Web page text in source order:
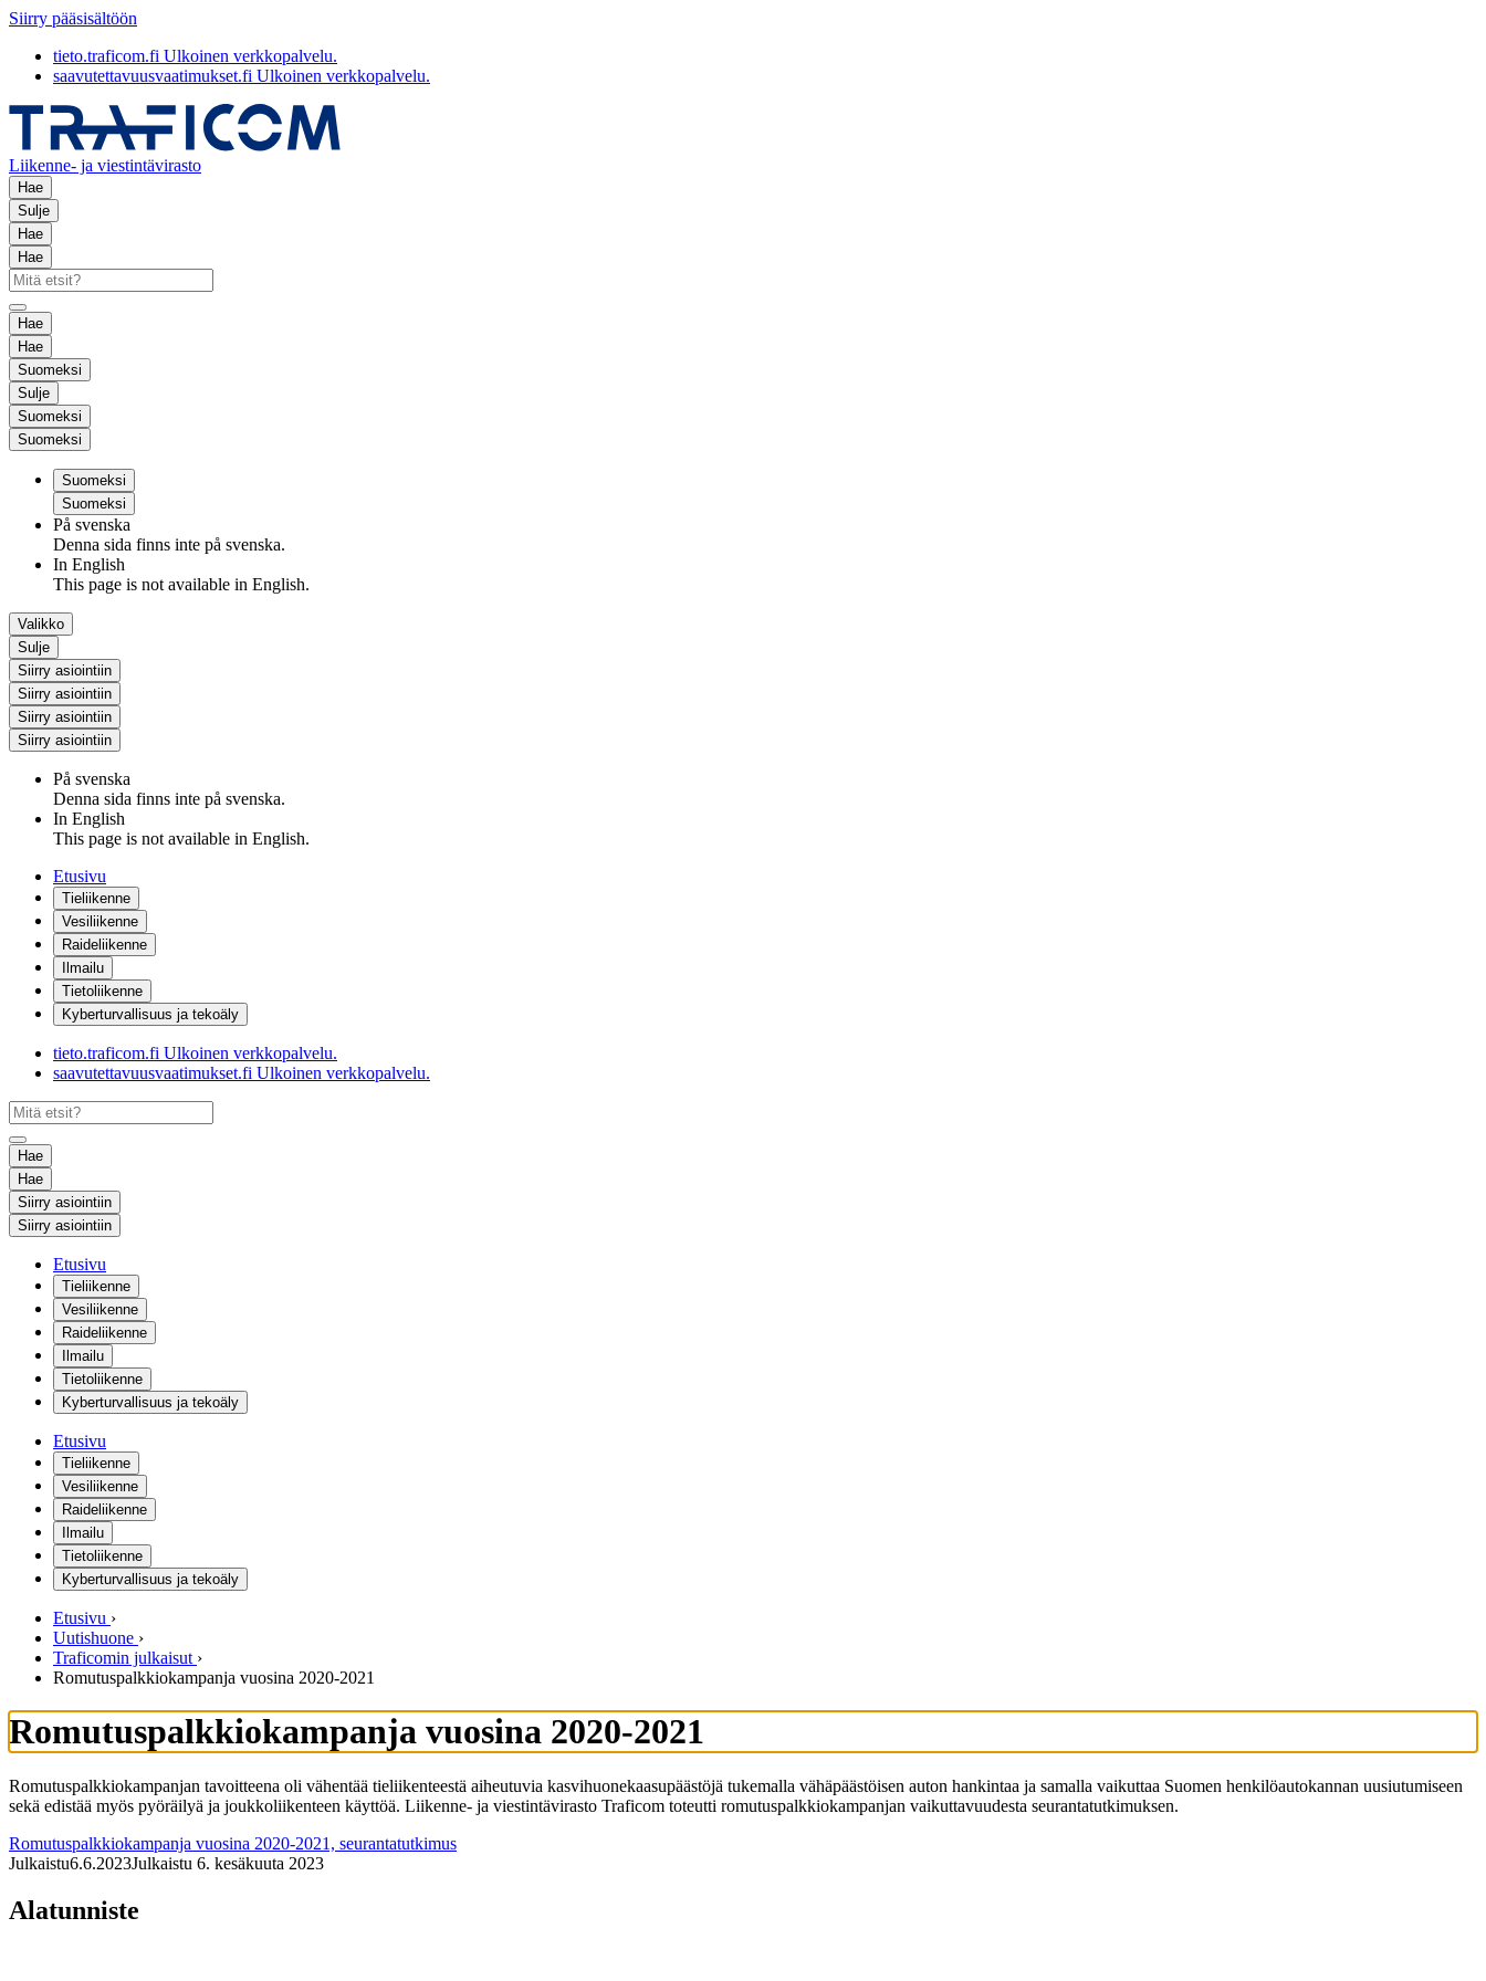
Siirry pääsisältöön
tieto.traficom.fi Ulkoinen verkkopalvelu.
saavutettavuusvaatimukset.fi Ulkoinen verkkopalvelu.
Liikenne- ja viestintävirasto
Hae
Sulje
Hae
Hae
Hae
Hae
Suomeksi
Sulje
Suomeksi
Suomeksi
Suomeksi
Suomeksi
På svenska
Denna sida finns inte på svenska.
In English
This page is not available in English.
Valikko
Sulje
Siirry asiointiin
Siirry asiointiin
Siirry asiointiin
Siirry asiointiin
På svenska
Denna sida finns inte på svenska.
In English
This page is not available in English.
Etusivu
Tieliikenne
Vesiliikenne
Raideliikenne
Ilmailu
Tietoliikenne
Kyberturvallisuus ja tekoäly
tieto.traficom.fi Ulkoinen verkkopalvelu.
saavutettavuusvaatimukset.fi Ulkoinen verkkopalvelu.
Hae
Hae
Siirry asiointiin
Siirry asiointiin
Etusivu
Tieliikenne
Vesiliikenne
Raideliikenne
Ilmailu
Tietoliikenne
Kyberturvallisuus ja tekoäly
Etusivu
Tieliikenne
Vesiliikenne
Raideliikenne
Ilmailu
Tietoliikenne
Kyberturvallisuus ja tekoäly
Etusivu ›
Uutishuone ›
Traficomin julkaisut ›
Romutuspalkkiokampanja vuosina 2020-2021
Romutuspalkkiokampanja vuosina 2020-2021
Romutuspalkkiokampanjan tavoitteena oli vähentää tieliikenteestä aiheutuvia kasvihuonekaasupäästöjä tukemalla vähäpäästöisen auton hankintaa ja samalla vaikuttaa Suomen henkilöautokannan uusiutumiseen
sekä edistää myös pyöräilyä ja joukkoliikenteen käyttöä. Liikenne- ja viestintävirasto Traficom toteutti romutuspalkkiokampanjan vaikuttavuudesta seurantatutkimuksen.
Romutuspalkkiokampanja vuosina 2020-2021, seurantatutkimus
Julkaistu6.6.2023Julkaistu 6. kesäkuuta 2023
Alatunniste